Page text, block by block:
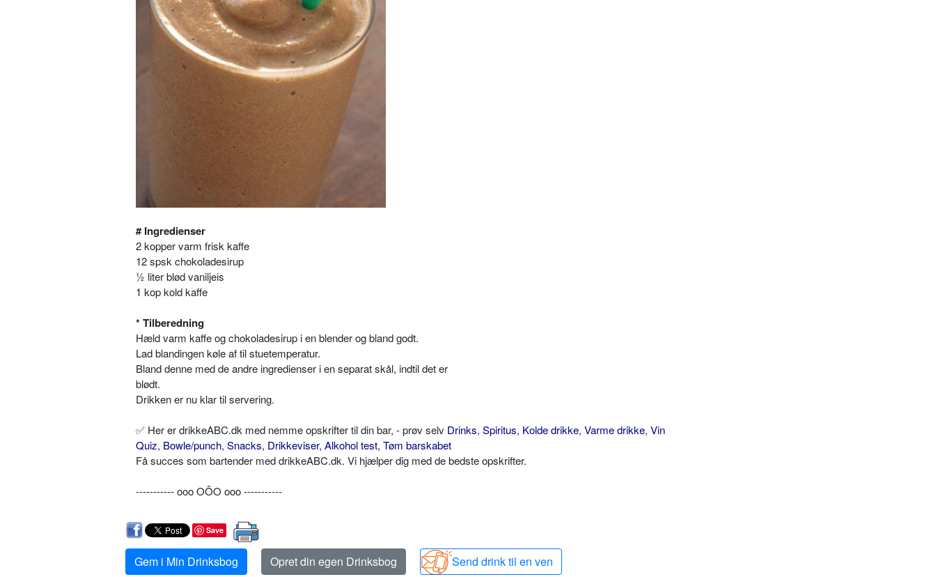
# Ingredienser
2 kopper varm frisk kaffe
12 spsk chokoladesirup
½ liter blød vaniljeis
1 kop kold kaffe
* Tilberedning
Hæld varm kaffe og chokoladesirup i en blender og bland godt.
Lad blandingen køle af til stuetemperatur.
Bland denne med de andre ingredienser i en separat skål, indtil det er
blødt.
Drikken er nu klar til servering.
✅ Her er drikkeABC.dk med nemme opskrifter til din bar, - prøv selv Drinks, Spiritus, Kolde drikke, Varme drikke, Vin
Quiz, Bowle/punch, Snacks, Drikkeviser, Alkohol test, Tøm barskabet
Få succes som bartender med drikkeABC.dk. Vi hjælper dig med de bedste opskrifter.
----------- ooo OÔO ooo -----------
Save
Gem i Min Drinksbog Opret din egen Drinksbog
Send drink til en ven